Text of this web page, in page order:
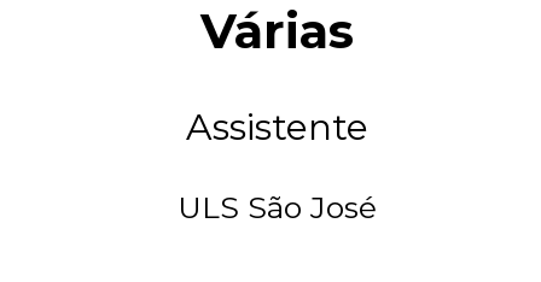
Várias
Assistente
ULS São José